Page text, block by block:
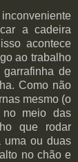
a cadeira
acontece
ao trabalho
de
Como não
mesmo (o
meio das
que rodar
uma ou duas
no chão e